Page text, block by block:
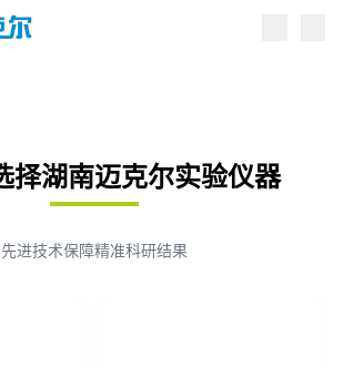
择湖南迈克尔实验仪器
先进技术保障精准科研结果